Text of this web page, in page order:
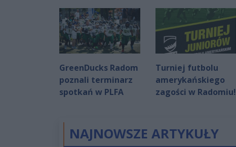
GreenDucks Radom
poznali terminarz
spotkań w PLFA
Turniej futbolu
amerykańskiego
zagości w Radomiu!
NAJNOWSZE ARTYKUŁY